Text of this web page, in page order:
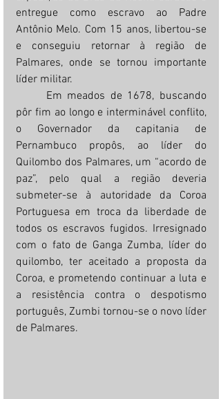
entregue como escravo ao Padre
Antônio Melo. Com 15 anos, libertou-se
e conseguiu retornar à região de
Palmares, onde se tornou importante
líder militar.
pôr fim ao longo e interminável conflito,
o Governador da capitania de
Pernambuco propôs, ao líder do
Quilombo dos Palmares, um “acordo de
paz”, pelo qual a região deveria
submeter-se à autoridade da Coroa
Portuguesa em troca da liberdade de
todos os escravos fugidos. Irresignado
com o fato de Ganga Zumba, líder do
quilombo, ter aceitado a proposta da
Coroa, e prometendo continuar a luta e
a resistência contra o despotismo
português, Zumbi tornou-se o novo líder
de Palmares.